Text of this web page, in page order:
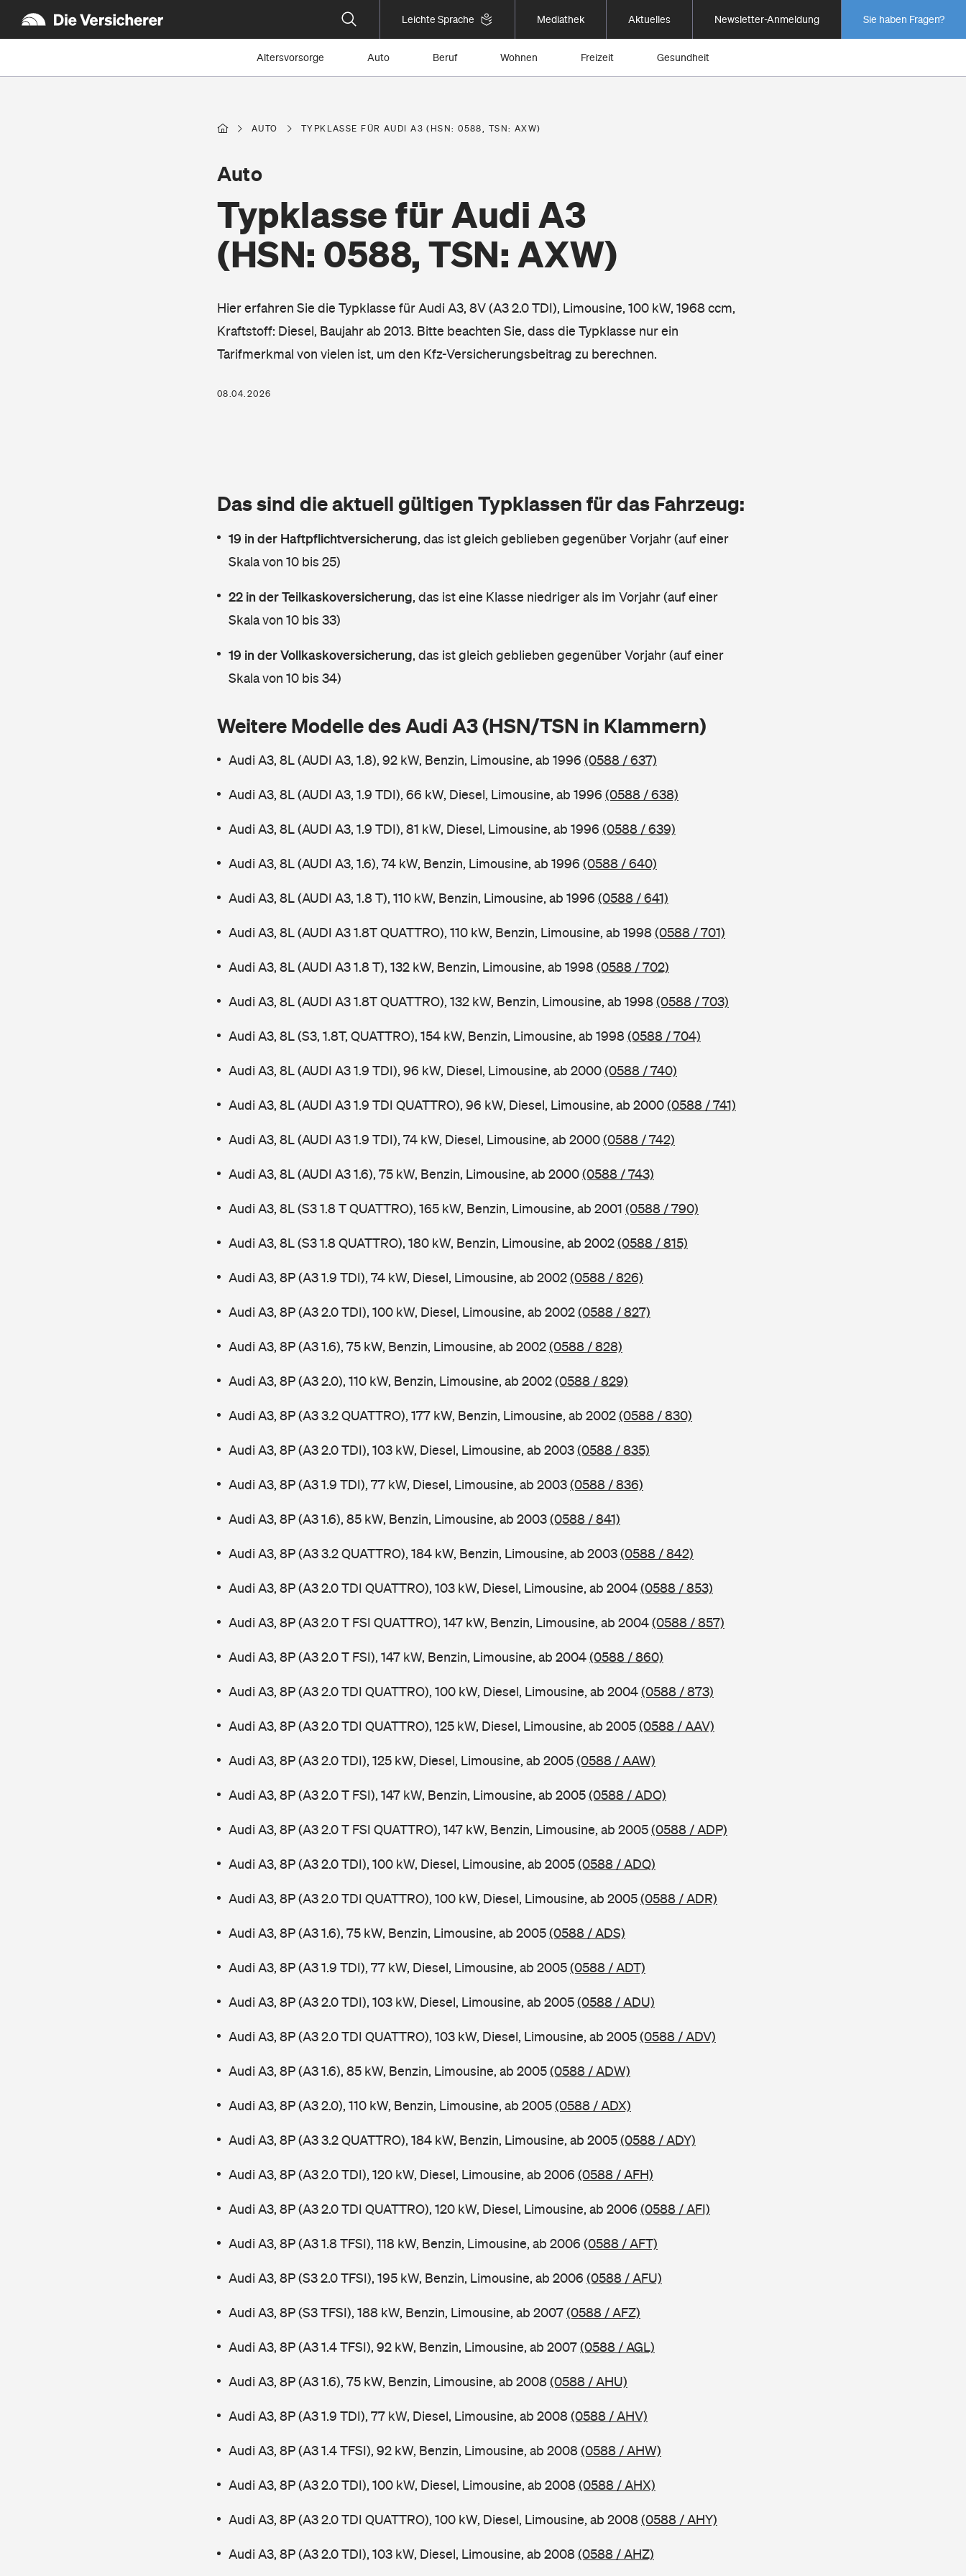
Leichte Sprache Mediathek Aktuelles Newsletter-Anmeldung Sie haben Fragen?
Altersvorsorge Auto Beruf Wohnen Freizeit Gesundheit
AUTO TYPKLASSE FÜR AUDI A3 (HSN: 0588, TSN: AXW)
Typklasse für Audi A3
(HSN: 0588, TSN: AXW)
Auto
Hier erfahren Sie die Typklasse für Audi A3, 8V (A3 2.0 TDI), Limousine, 100 kW, 1968 ccm,
Kraftstoff: Diesel, Baujahr ab 2013. Bitte beachten Sie, dass die Typklasse nur ein
Tarifmerkmal von vielen ist, um den Kfz-Versicherungsbeitrag zu berechnen.
08.04.2026
Das sind die aktuell gültigen Typklassen für das Fahrzeug:
19 in der Haftpflichtversicherung, das ist gleich geblieben gegenüber Vorjahr (auf einer
Skala von 10 bis 25)
22 in der Teilkaskoversicherung, das ist eine Klasse niedriger als im Vorjahr (auf einer
Skala von 10 bis 33)
19 in der Vollkaskoversicherung, das ist gleich geblieben gegenüber Vorjahr (auf einer
Skala von 10 bis 34)
Weitere Modelle des Audi A3 (HSN/TSN in Klammern)
Audi A3, 8L (AUDI A3, 1.8), 92 kW, Benzin, Limousine, ab 1996 (0588 / 637)
Audi A3, 8L (AUDI A3, 1.9 TDI), 66 kW, Diesel, Limousine, ab 1996 (0588 / 638)
Audi A3, 8L (AUDI A3, 1.9 TDI), 81 kW, Diesel, Limousine, ab 1996 (0588 / 639)
Audi A3, 8L (AUDI A3, 1.6), 74 kW, Benzin, Limousine, ab 1996 (0588 / 640)
Audi A3, 8L (AUDI A3, 1.8 T), 110 kW, Benzin, Limousine, ab 1996 (0588 / 641)
Audi A3, 8L (AUDI A3 1.8T QUATTRO), 110 kW, Benzin, Limousine, ab 1998(0588 / 701)
Audi A3, 8L (AUDI A3 1.8 T), 132 kW, Benzin, Limousine, ab 1998(0588 / 702)
Audi A3, 8L (AUDI A3 1.8T QUATTRO), 132 kW, Benzin, Limousine, ab 1998(0588 / 703)
Audi A3, 8L (S3, 1.8T, QUATTRO), 154 kW, Benzin, Limousine, ab 1998(0588 / 704)
Audi A3, 8L (AUDI A3 1.9 TDI), 96 kW, Diesel, Limousine, ab 2000(0588 / 740)
Audi A3, 8L (AUDI A3 1.9 TDI QUATTRO), 96 kW, Diesel, Limousine, ab 2000(0588 / 741)
Audi A3, 8L (AUDI A3 1.9 TDI), 74 kW, Diesel, Limousine, ab 2000(0588 / 742)
Audi A3, 8L (AUDI A3 1.6), 75 kW, Benzin, Limousine, ab 2000(0588 / 743)
Audi A3, 8L (S3 1.8 T QUATTRO), 165 kW, Benzin, Limousine, ab 2001 (0588 / 790)
Audi A3, 8L (S3 1.8 QUATTRO), 180 kW, Benzin, Limousine, ab 2002(0588 / 815)
Audi A3, 8P (A3 1.9 TDI), 74 kW, Diesel, Limousine, ab 2002(0588 / 826)
Audi A3, 8P (A3 2.0 TDI), 100 kW, Diesel, Limousine, ab 2002(0588 / 827)
Audi A3, 8P (A3 1.6), 75 kW, Benzin, Limousine, ab 2002(0588 / 828)
Audi A3, 8P (A3 2.0), 110 kW, Benzin, Limousine, ab 2002(0588 / 829)
Audi A3, 8P (A3 3.2 QUATTRO), 177 kW, Benzin, Limousine, ab 2002(0588 / 830)
Audi A3, 8P (A3 2.0 TDI), 103 kW, Diesel, Limousine, ab 2003(0588 / 835)
Audi A3, 8P (A3 1.9 TDI), 77 kW, Diesel, Limousine, ab 2003(0588 / 836)
Audi A3, 8P (A3 1.6), 85 kW, Benzin, Limousine, ab 2003(0588 / 841)
Audi A3, 8P (A3 3.2 QUATTRO), 184 kW, Benzin, Limousine, ab 2003(0588 / 842)
Audi A3, 8P (A3 2.0 TDI QUATTRO), 103 kW, Diesel, Limousine, ab 2004(0588 / 853)
Audi A3, 8P (A3 2.0 T FSI QUATTRO), 147 kW, Benzin, Limousine, ab 2004(0588 / 857)
Audi A3, 8P (A3 2.0 T FSI), 147 kW, Benzin, Limousine, ab 2004(0588 / 860)
Audi A3, 8P (A3 2.0 TDI QUATTRO), 100 kW, Diesel, Limousine, ab 2004(0588 / 873)
Audi A3, 8P (A3 2.0 TDI QUATTRO), 125 kW, Diesel, Limousine, ab 2005(0588 / AAV)
Audi A3, 8P (A3 2.0 TDI), 125 kW, Diesel, Limousine, ab 2005(0588 / AAW)
Audi A3, 8P (A3 2.0 T FSI), 147 kW, Benzin, Limousine, ab 2005(0588 / ADO)
Audi A3, 8P (A3 2.0 T FSI QUATTRO), 147 kW, Benzin, Limousine, ab 2005(0588 / ADP)
Audi A3, 8P (A3 2.0 TDI), 100 kW, Diesel, Limousine, ab 2005(0588 / ADQ)
Audi A3, 8P (A3 2.0 TDI QUATTRO), 100 kW, Diesel, Limousine, ab 2005(0588 / ADR)
Audi A3, 8P (A3 1.6), 75 kW, Benzin, Limousine, ab 2005(0588 / ADS)
Audi A3, 8P (A3 1.9 TDI), 77 kW, Diesel, Limousine, ab 2005(0588 / ADT)
Audi A3, 8P (A3 2.0 TDI), 103 kW, Diesel, Limousine, ab 2005(0588 / ADU)
Audi A3, 8P (A3 2.0 TDI QUATTRO), 103 kW, Diesel, Limousine, ab 2005(0588 / ADV)
Audi A3, 8P (A3 1.6), 85 kW, Benzin, Limousine, ab 2005(0588 / ADW)
Audi A3, 8P (A3 2.0), 110 kW, Benzin, Limousine, ab 2005(0588 / ADX)
Audi A3, 8P (A3 3.2 QUATTRO), 184 kW, Benzin, Limousine, ab 2005(0588 / ADY)
Audi A3, 8P (A3 2.0 TDI), 120 kW, Diesel, Limousine, ab 2006 (0588 / AFH)
Audi A3, 8P (A3 2.0 TDI QUATTRO), 120 kW, Diesel, Limousine, ab 2006 (0588 / AFI)
Audi A3, 8P (A3 1.8 TFSI), 118 kW, Benzin, Limousine, ab 2006 (0588 / AFT)
Audi A3, 8P (S3 2.0 TFSI), 195 kW, Benzin, Limousine, ab 2006 (0588 / AFU)
Audi A3, 8P (S3 TFSI), 188 kW, Benzin, Limousine, ab 2007(0588 / AFZ)
Audi A3, 8P (A3 1.4 TFSI), 92 kW, Benzin, Limousine, ab 2007(0588 / AGL)
Audi A3, 8P (A3 1.6), 75 kW, Benzin, Limousine, ab 2008(0588 / AHU)
Audi A3, 8P (A3 1.9 TDI), 77 kW, Diesel, Limousine, ab 2008(0588 / AHV)
Audi A3, 8P (A3 1.4 TFSI), 92 kW, Benzin, Limousine, ab 2008(0588 / AHW)
Audi A3, 8P (A3 2.0 TDI), 100 kW, Diesel, Limousine, ab 2008(0588 / AHX)
Audi A3, 8P (A3 2.0 TDI QUATTRO), 100 kW, Diesel, Limousine, ab 2008(0588 / AHY)
Audi A3, 8P (A3 2.0 TDI), 103 kW, Diesel, Limousine, ab 2008(0588 / AHZ)